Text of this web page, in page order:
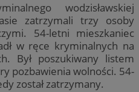
wodzisławskiej
zatrzymali trzy osoby
54-letni mieszkaniec
w ręce kryminalnych na
Był poszukiwany listem
pozbawienia wolności. 54-
został zatrzymany.